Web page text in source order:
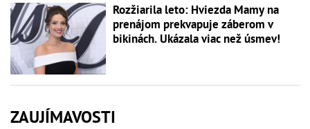
Rozžiarila leto: Hviezda Mamy na
prenájom prekvapuje záberom v
bikinách. Ukázala viac než úsmev!
ZAUJÍMAVOSTI